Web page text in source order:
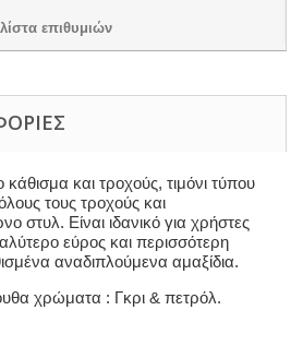
επιθυμιών
και τροχούς, τιμόνι τύπου
τους τροχούς και
στυλ. Είναι ιδανικό για χρήστες
εύρος και περισσότερη
αναδιπλούμενα αμαξίδια.
χρώματα : Γκρι & πετρόλ.